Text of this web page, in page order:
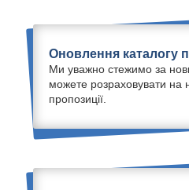
Оновлення каталогу
Ми уважно стежимо за
можете розраховувати на
пропозиції.